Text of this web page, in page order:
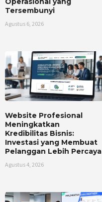
Tersembunyi
Agustus 6, 2026
Website Profesional
Meningkatkan
Kredibilitas Bisnis:
Investasi yang Membuat
Pelanggan Lebih Percaya
Agustus 4, 2026